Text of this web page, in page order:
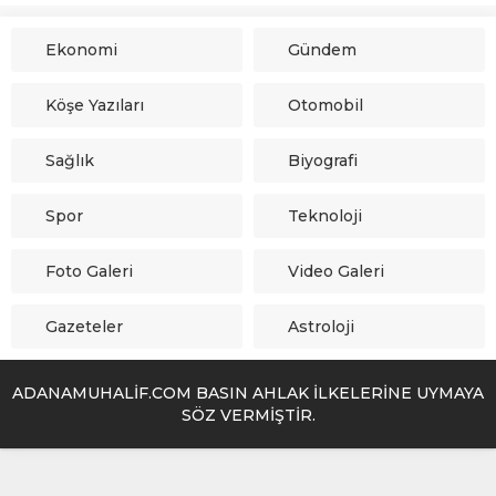
Ekonomi Gündem
Köşe Yazıları Otomobil
Sağlık Biyografi
Spor Teknoloji
Foto Galeri Video Galeri
Gazeteler Astroloji
ADANAMUHALİF.COM BASIN AHLAK İLKELERİNE UYMAYA
SÖZ VERMİŞTİR.